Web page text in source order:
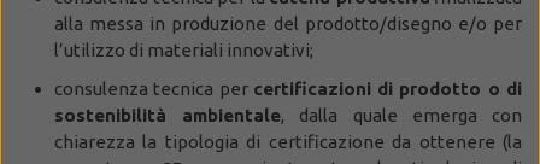
alla messa in produzione del prodotto/disegno e/o per
l’utilizzo di materiali innovativi;
consulenza tecnica per certificazioni di prodotto o di
sostenibilità ambientale, dalla quale emerga con
chiarezza la tipologia di certificazione da ottenere (la